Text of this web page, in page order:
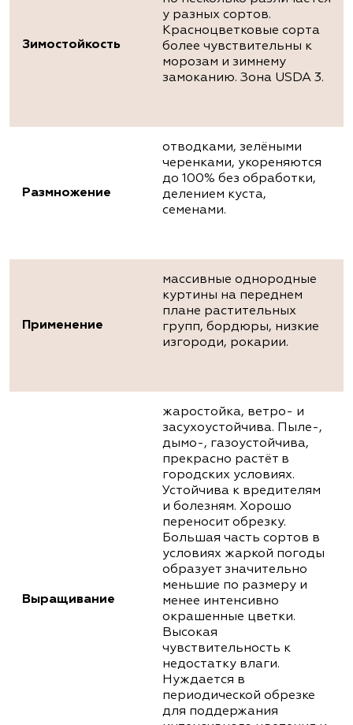
Зимостойкость
у разных сортов.
Красноцветковые сорта
более чувствительны к
морозам и зимнему
замоканию. Зона USDA 3.
Размножение
отводками, зелёными
черенками, укореняются
до 100% без обработки,
делением куста,
семенами.
Применение
массивные однородные
куртины на переднем
плане растительных
групп, бордюры, низкие
изгороди, рокарии.
Выращивание
жаростойка, ветро- и
засухоустойчива. Пыле-,
дымо-, газоустойчива,
прекрасно растёт в
городских условиях.
Устойчива к вредителям
и болезням. Хорошо
переносит обрезку.
Большая часть сортов в
условиях жаркой погоды
образует значительно
меньшие по размеру и
менее интенсивно
окрашенные цветки.
Высокая
чувствительность к
недостатку влаги.
Нуждается в
периодической обрезке
для поддержания